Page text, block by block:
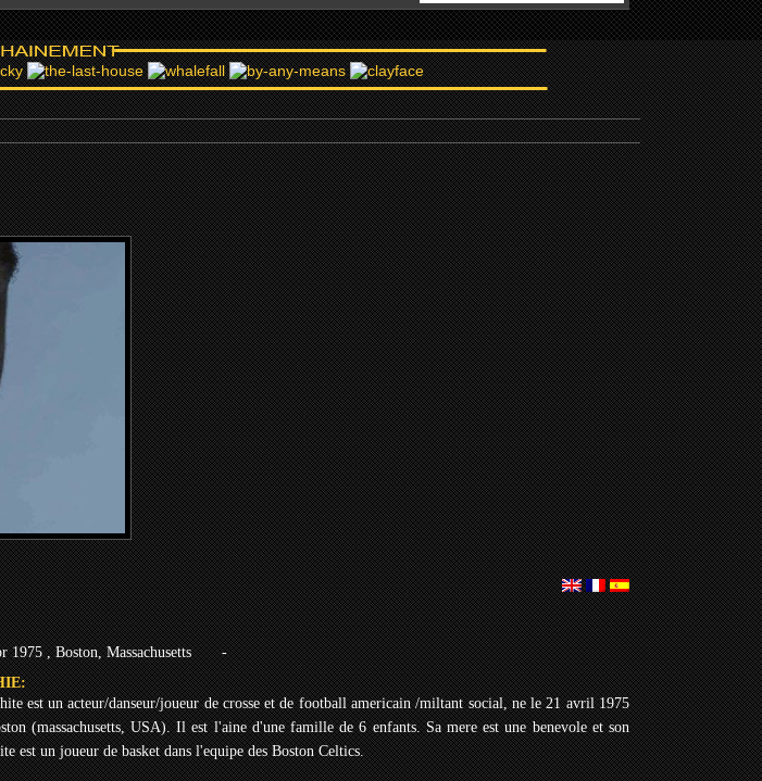
1975 , Boston, Massachusetts
-
est un acteur/danseur/joueur de crosse et de football americain /miltant social, ne le 21 avril 1975
(massachusetts, USA). Il est l'aine d'une famille de 6 enfants. Sa mere est une benevole et son
est un joueur de basket dans l'equipe des Boston Celtics.